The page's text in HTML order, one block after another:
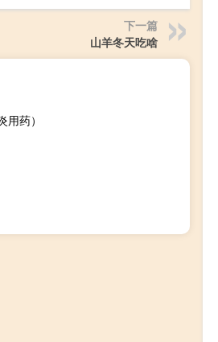
下一篇
山羊冬天吃啥
药）